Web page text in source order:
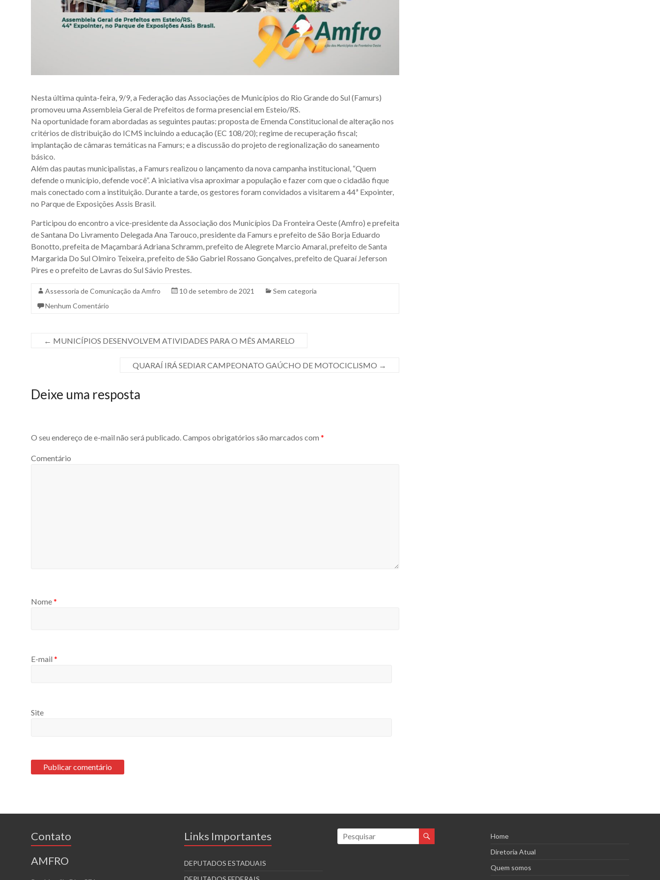
Nesta última quinta-feira, 9/9, a Federação das Associações de Municípios do Rio Grande do Sul (Famurs)
promoveu uma Assembleia Geral de Prefeitos de forma presencial em Esteio/RS.
Na oportunidade foram abordadas as seguintes pautas: proposta de Emenda Constitucional de alteração nos
critérios de distribuição do ICMS incluindo a educação (EC 108/20); regime de recuperação fiscal;
implantação de câmaras temáticas na Famurs; e a discussão do projeto de regionalização do saneamento
básico.
Além das pautas municipalistas, a Famurs realizou o lançamento da nova campanha institucional, “Quem
defende o município, defende você”. A iniciativa visa aproximar a população e fazer com que o cidadão fique
mais conectado com a instituição. Durante a tarde, os gestores foram convidados a visitarem a 44ª Expointer,
no Parque de Exposições Assis Brasil.
Participou do encontro a vice-presidente da Associação dos Municípios Da Fronteira Oeste (Amfro) e prefeita
de Santana Do Livramento Delegada Ana Tarouco, presidente da Famurs e prefeito de São Borja Eduardo
Bonotto, prefeita de Maçambará Adriana Schramm, prefeito de Alegrete Marcio Amaral, prefeito de Santa
Margarida Do Sul Olmiro Teixeira, prefeito de São Gabriel Rossano Gonçalves, prefeito de Quaraí Jeferson
Pires e o prefeito de Lavras do Sul Sávio Prestes.
Assessoria de Comunicação da Amfro 10 de setembro de 2021
Sem categoria
Nenhum Comentário
← MUNICÍPIOS DESENVOLVEM ATIVIDADES PARA O MÊS AMARELO
QUARAÍ IRÁ SEDIAR CAMPEONATO GAÚCHO DE MOTOCICLISMO →
Deixe uma resposta
O seu endereço de e-mail não será publicado.Campos obrigatórios são marcados com *
Comentário
Nome*
E-mail *
Site
Contato
AMFRO
Links Importantes
DEPUTADOS ESTADUAIS
Home
Diretoria Atual
Quem somos